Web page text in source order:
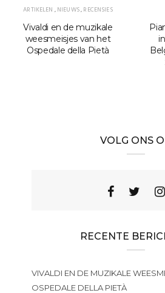
ARTIKELEN ,NIEUWS,RECENSIES
Vivaldi en de muzikale
weesmeisjes van het
Ospedale della Pietà
VOLG ONS
RECENTE
VIVALDI EN DE MUZIKALE
OSPEDALE DELLA PIETÀ